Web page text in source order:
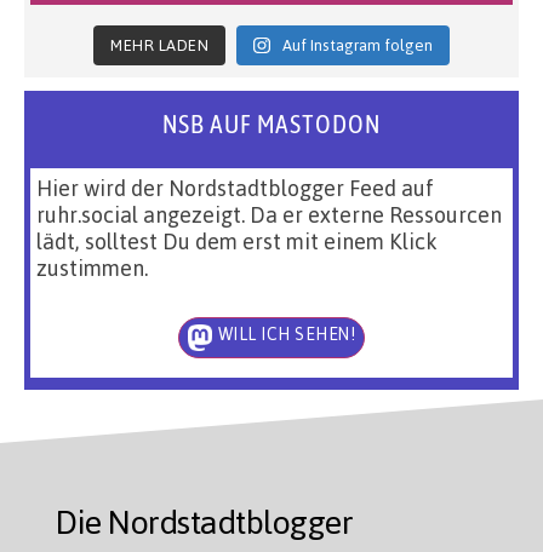
MEHR LADEN Auf Instagram folgen
NSB AUF MASTODON
Hier wird der Nordstadtblogger Feed auf
ruhr.social angezeigt. Da er externe Ressourcen
lädt, solltest Du dem erst mit einem Klick
zustimmen.
WILL ICH SEHEN!
Die Nordstadtblogger